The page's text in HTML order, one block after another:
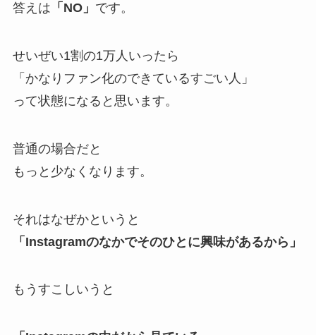
答えは 「NO」 です。
せいぜい1割の1万人いったら
「かなりファン化のできているすごい人」
って状態になると思います。
普通の場合だと
もっと少なくなります。
それはなぜかというと
「Instagramのなかでそのひとに興味があるから」
もうすこしいうと